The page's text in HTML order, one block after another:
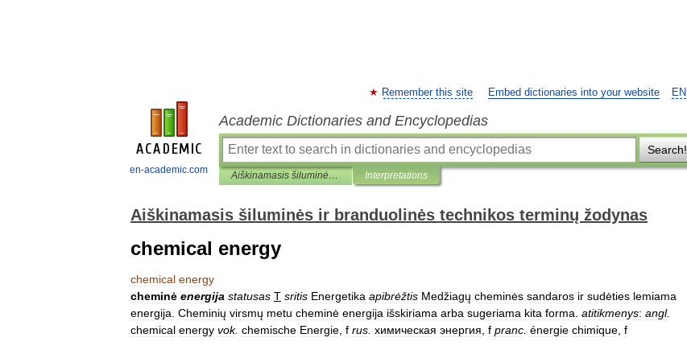
en-academic.com
EN
Remember this site Embed dictionaries into your website
Academic Dictionaries and Encyclopedias
Search!
Aiškinamasis šiluminės ir branduolinės technikos terminų žodynas Interpretations
Aiškinamasis šiluminės ir branduolinės technikos terminų žodynas
chemical energy
chemical energy
cheminė energija statusas T sritis Energetika apibrėžtis Medžiagų cheminės sandaros ir sudėties lemiama
energija Cheminių virsmų metu cheminė energija išskiriama arba sugeriama kita forma atitikmenys: angl.
chemical energy vok. chemische Energie f rus химическая энергия f pranc énergie chimique f